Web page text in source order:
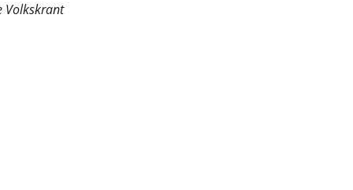
Volkskrant